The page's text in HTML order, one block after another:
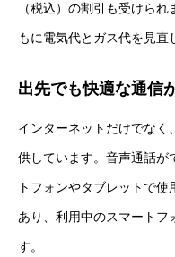
（税込）の割引も受けら
もに電気代とガス代を見直
出先でも快適な通信
インターネットだけでなく
供しています。音声通話が
トフォンやタブレットで
あり、利用中のスマートフ
す。